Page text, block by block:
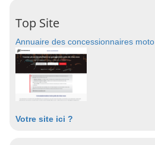
Top Site
Annuaire des concessionnaires moto
Votre site ici ?